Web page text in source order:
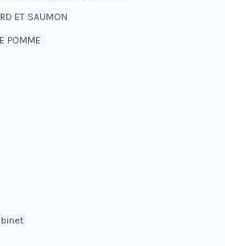
ET SAUMON
POMME